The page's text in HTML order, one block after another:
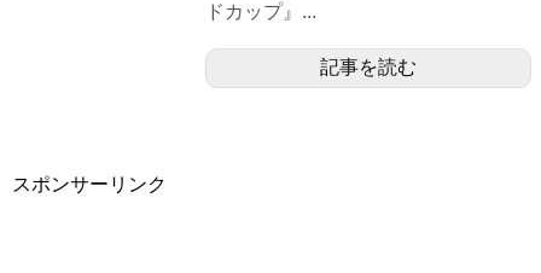
ドカップ』...
記事を読む
スポンサーリンク